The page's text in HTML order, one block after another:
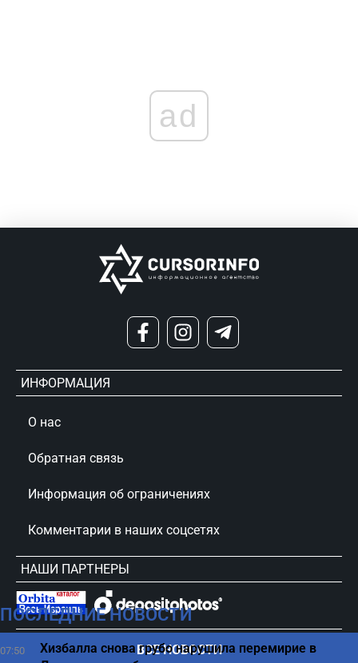
ПОСЛЕДНИЕ НОВОСТИ
07:50
Хизбалла снова грубо нарушила перемирие в
ВСЕ НОВОСТИ
ad
ИНФОРМАЦИЯ
О нас
Обратная связь
Информация об ограничениях
Комментарии в наших соцсетях
НАШИ ПАРТНЕРЫ
сursorinfo.co.il © Все права защищены